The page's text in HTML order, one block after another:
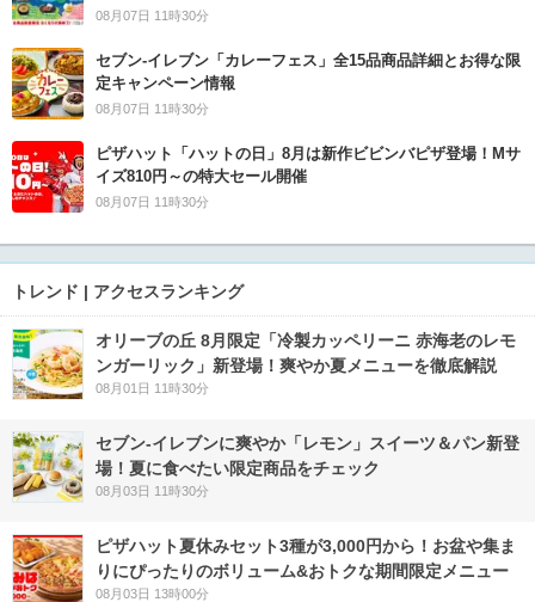
08月07日 11時30分
セブン‐イレブン「カレーフェス」全15品商品詳細とお得な限
定キャンペーン情報
08月07日 11時30分
ピザハット「ハットの日」8月は新作ビビンバピザ登場！Mサ
イズ810円～の特大セール開催
08月07日 11時30分
トレンド | アクセスランキング
オリーブの丘 8月限定「冷製カッペリーニ 赤海老のレモ
ンガーリック」新登場！爽やか夏メニューを徹底解説
08月01日 11時30分
セブン‐イレブンに爽やか「レモン」スイーツ＆パン新登
場！夏に食べたい限定商品をチェック
08月03日 11時30分
ピザハット夏休みセット3種が3,000円から！お盆や集ま
りにぴったりのボリューム&おトクな期間限定メニュー
08月03日 13時00分